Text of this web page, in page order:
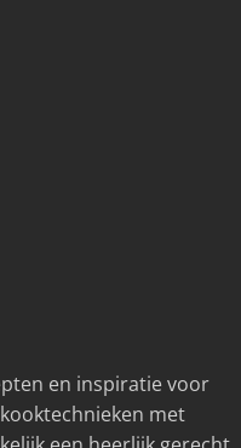
en inspiratie voor
met